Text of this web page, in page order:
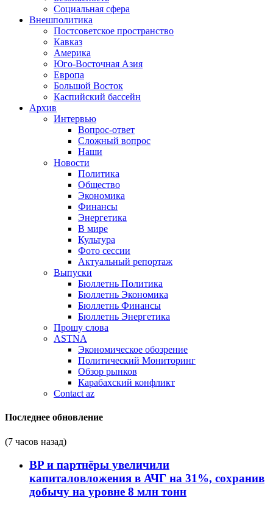
Социальная сфера
Внешполитика
Постсоветское пространство
Кавказ
Америка
Юго-Восточная Азия
Европа
Большой Восток
Каспийский бассейн
Архив
Интервью
Вопрос-ответ
Сложный вопрос
Наши
Новости
Политика
Общество
Экономика
Финансы
Энергетика
В мире
Культура
Фото сессии
Актуальный репортаж
Выпуски
Бюллетнь Политика
Бюллетнь Экономика
Бюллетнь Финансы
Бюллетнь Энергетика
Прошу слова
ASTNA
Экономическое обозрение
Политический Мониторинг
Обзор рынков
Карабахский конфликт
Contact az
Последнее обновление
(7 часов назад)
BP и партнёры увеличили
капиталовложения в АЧГ на 31%, сохранив
добычу на уровне 8 млн тонн